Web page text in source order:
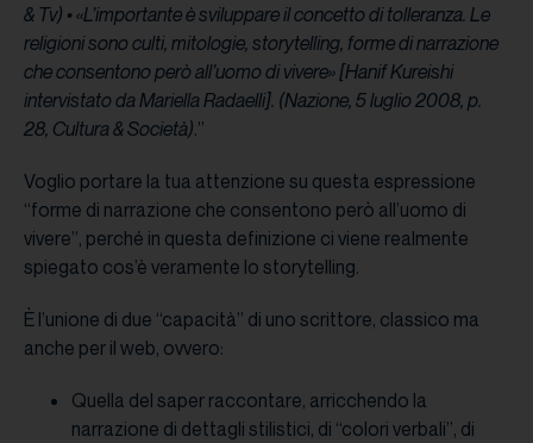
& Tv) • «L’importante è sviluppare il concetto di tolleranza. Le
religioni sono culti, mitologie, storytelling, forme di narrazione
che consentono però all’uomo di vivere» [Hanif Kureishi
intervistato da Mariella Radaelli]. (Nazione, 5 luglio 2008, p.
28, Cultura & Società).”
Voglio portare la tua attenzione su questa espressione
“forme di narrazione che consentono però all’uomo di
vivere”, perché in questa definizione ci viene realmente
spiegato cos’è veramente lo storytelling.
È l’unione di due “capacità” di uno scrittore, classico ma
anche per il web, ovvero:
Quella del saper raccontare, arricchendo la
narrazione di dettagli stilistici, di “colori verbali”, di